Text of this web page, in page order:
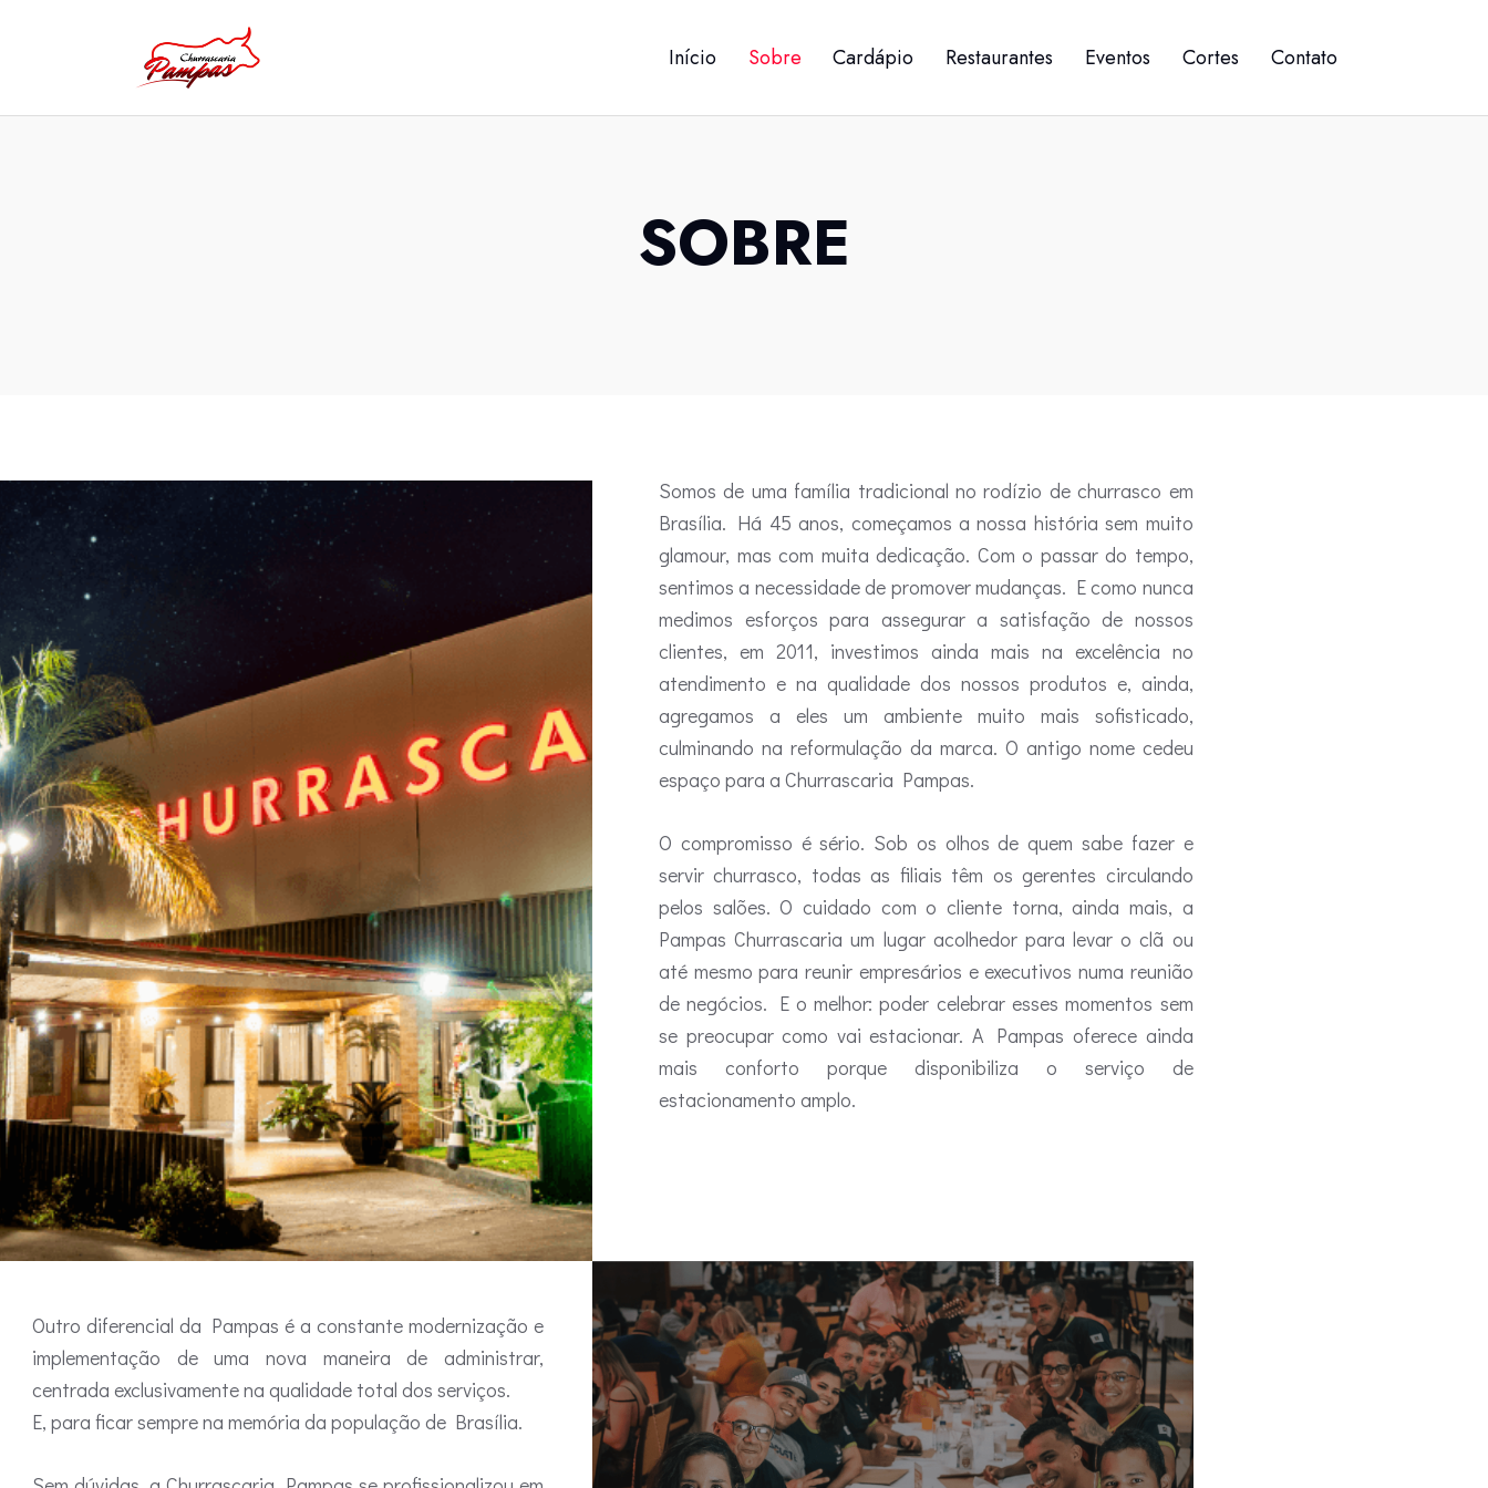
Início Sobre Cardápio Restaurantes Eventos Cortes Contato
SOBRE
Somos de uma família tradicional no rodízio de churrasco em
Brasília. Há 45 anos, começamos a nossa história sem muito
glamour, mas com muita dedicação. Com o passar do tempo,
sentimos a necessidade de promover mudanças. E como nunca
medimos esforços para assegurar a satisfação de nossos
clientes, em 2011, investimos ainda mais na excelência no
atendimento e na qualidade dos nossos produtos e, ainda,
agregamos a eles um ambiente muito mais sofisticado,
culminando na reformulação da marca. O antigo nome cedeu
espaço para a Churrascaria Pampas.
O compromisso é sério. Sob os olhos de quem sabe fazer e
servir churrasco, todas as filiais têm os gerentes circulando
pelos salões. O cuidado com o cliente torna, ainda mais, a
Pampas Churrascaria um lugar acolhedor para levar o clã ou
até mesmo para reunir empresários e executivos numa reunião
de negócios. E o melhor: poder celebrar esses momentos sem
se preocupar como vai estacionar. A Pampas oferece ainda
mais conforto porque disponibiliza o serviço de
estacionamento amplo.
Outro diferencial da Pampas é a constante modernização e
implementação de uma nova maneira de administrar,
centrada exclusivamente na qualidade total dos serviços.
E, para ficar sempre na memória da população de Brasília.